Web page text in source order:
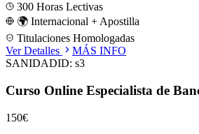
300 Horas Lectivas
🌍 Internacional + Apostilla
Titulaciones Homologadas
Ver Detalles
MÁS INFO
SANIDADID: s3
Curso Online Especialista de
150€